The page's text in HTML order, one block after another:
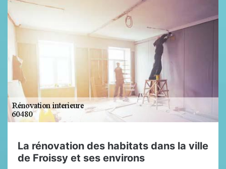
La rénovation des habitats dans la ville
de Froissy et ses environs